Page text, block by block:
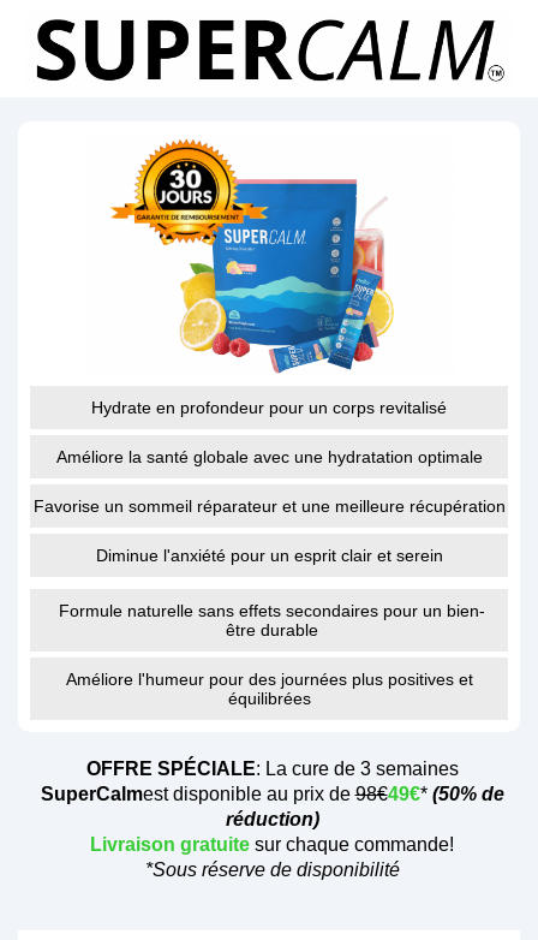
Hydrate en profondeur pour un corps revitalisé
Améliore la santé globale avec une hydratation optimale
Favorise un sommeil réparateur et une meilleure récupération
Diminue l'anxiété pour un esprit clair et serein
Formule naturelle sans effets secondaires pour un bien-
être durable
Améliore l'humeur pour des journées plus positives et
équilibrées
OFFRE SPÉCIALE: La cure de 3 semaines
SuperCalmest disponible au prix de98€49€* (50% de
réduction)
Livraison gratuite sur chaque commande!
*Sous réserve de disponibilité